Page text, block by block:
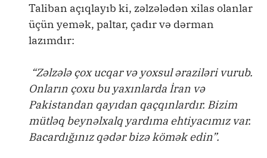
Taliban açıqlayıb ki, zəlzələdən xilas olanlar
üçün yemək, paltar, çadır və dərman
lazımdır:
“Zəlzələ çox ucqar və yoxsul əraziləri vurub.
Onların çoxu bu yaxınlarda İran və
Pakistandan qayıdan qaçqınlardır. Bizim
mütləq beynəlxalq yardıma ehtiyacımız var.
Bacardığınız qədər bizə kömək edin”.